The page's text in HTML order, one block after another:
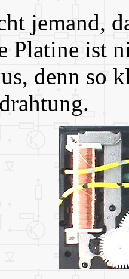
jemand,
Platine ist
denn so